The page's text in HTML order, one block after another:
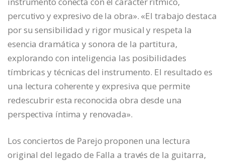
percutivo y expresivo de la obra». «El trabajo destaca
por su sensibilidad y rigor musical y respeta la
esencia dramática y sonora de la partitura,
explorando con inteligencia las posibilidades
tímbricas y técnicas del instrumento. El resultado es
una lectura coherente y expresiva que permite
redescubrir esta reconocida obra desde una
perspectiva íntima y renovada».
Los conciertos de Parejo proponen una lectura
original del legado de Falla a través de la guitarra,